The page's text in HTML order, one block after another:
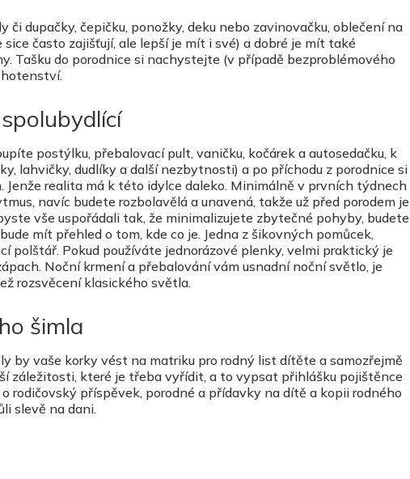
či dupačky, čepičku, ponožky, deku nebo zavinovačku, oblečení na
sice často zajišťují, ale lepší je mít i své) a dobré je mít také
Tašku do porodnice si nachystejte (v případě bezproblémového
postýlku, přebalovací pult, vaničku, kočárek a autosedačku, k
lahvičky, dudlíky a další nezbytnosti) a po příchodu z porodnice si
Jenže realita má k této idylce daleko. Minimálně v prvních týdnech
navíc budete rozbolavělá a unavená, takže už před porodem je
vše uspořádali tak, že minimalizujete zbytečné pohyby, budete
mít přehled o tom, kde co je. Jedna z šikovných pomůcek,
polštář. Pokud používáte jednorázové plenky, velmi praktický je
Noční krmení a přebalování vám usnadní noční světlo, je
rozsvěcení klasického světla.
šimla
by vaše korky vést na matriku pro rodný list dítěte a samozřejmě
záležitosti, které je třeba vyřídit, a to vypsat přihlášku pojištěnce
rodičovský příspěvek, porodné a přídavky na dítě a kopii rodného
slevě na dani.